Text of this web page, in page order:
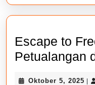
Escape to
Petualangan
Oktober 5, 2025